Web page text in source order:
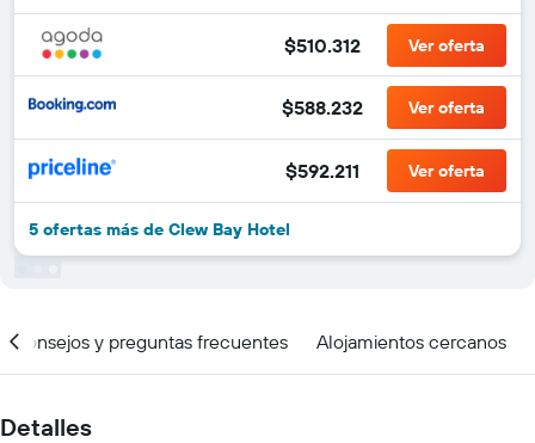
$510.312 Ver oferta
$588.232 Ver oferta
$592.211 Ver oferta
5 ofertas más de Clew Bay Hotel
Consejos y preguntas frecuentes Alojamientos cercanos
Detalles